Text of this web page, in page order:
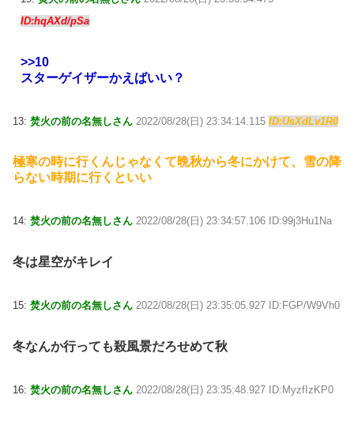
ID:hqAXd/pSa
>>10
スターゲイザーかえばいい？
13: 焚火の前の名無しさん 2022/08/28(日) 23:34:14.115 ID:UsXdLv1R0
極寒の時に行くんじゃなくて晩秋から冬にかけて、雪の降
らない時期に行くといい
14: 焚火の前の名無しさん 2022/08/28(日) 23:34:57.106 ID:99j3Hu1Na
冬は星空がキレイ
15: 焚火の前の名無しさん 2022/08/28(日) 23:35:05.927 ID:FGP/W9Vh0
冬なんか行っても殺風景だろせめて秋
16: 焚火の前の名無しさん 2022/08/28(日) 23:35:48.927 ID:MyzfIzKP0